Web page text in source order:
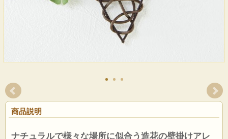
商品説明
ナチュラルで様々な場所に似合う造花の壁掛けアレ